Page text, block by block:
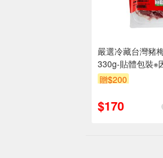
嚴選冷藏台灣豬
330g-貼體包裝※
際到貨效期約2-3天
贈$200
$170